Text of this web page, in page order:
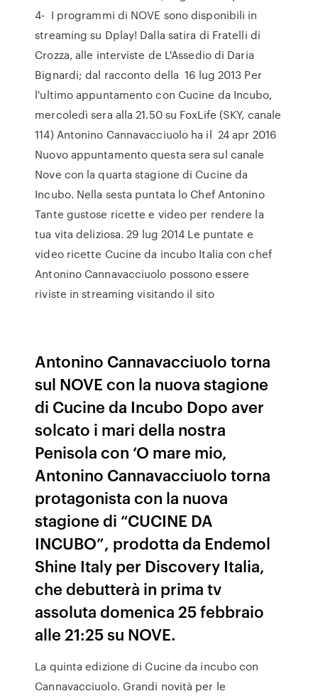
4- I programmi di NOVE sono disponibili in
streaming su Dplay! Dalla satira di Fratelli di
Crozza, alle interviste de L'Assedio di Daria
Bignardi; dal racconto della 16 lug 2013 Per
l'ultimo appuntamento con Cucine da Incubo,
mercoledì sera alla 21.50 su FoxLife (SKY, canale
114) Antonino Cannavacciuolo ha il 24 apr 2016
Nuovo appuntamento questa sera sul canale
Nove con la quarta stagione di Cucine da
Incubo. Nella sesta puntata lo Chef Antonino
Tante gustose ricette e video per rendere la
tua vita deliziosa. 29 lug 2014 Le puntate e
video ricette Cucine da incubo Italia con chef
Antonino Cannavacciuolo possono essere
riviste in streaming visitando il sito
Antonino Cannavacciuolo torna
sul NOVE con la nuova stagione
di Cucine da Incubo Dopo aver
solcato i mari della nostra
Penisola con ‘O mare mio,
Antonino Cannavacciuolo torna
protagonista con la nuova
stagione di “CUCINE DA
INCUBO”, prodotta da Endemol
Shine Italy per Discovery Italia,
che debutterà in prima tv
assoluta domenica 25 febbraio
alle 21:25 su NOVE.
La quinta edizione di Cucine da incubo con
Cannavacciuolo. Grandi novità per le